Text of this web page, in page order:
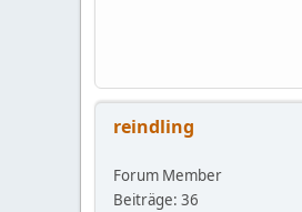
reindling
Forum Member
Beiträge: 36